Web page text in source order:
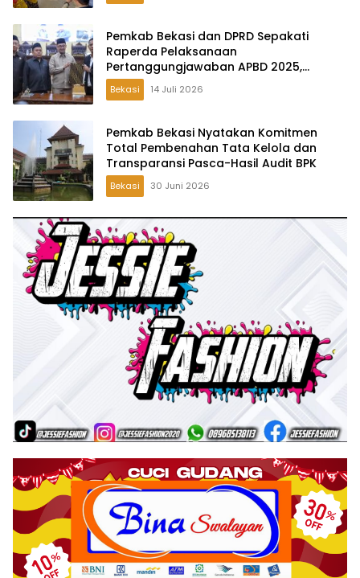
Pemkab Bekasi dan DPRD Sepakati
Raperda Pelaksanaan
Pertanggungjawaban APBD 2025,
Perkuat Akuntabilitas Tata Kelola
Keuangan Daerah
Bekasi 14 Juli 2026
Pemkab Bekasi Nyatakan Komitmen
Total Pembenahan Tata Kelola dan
Transparansi Pasca-Hasil Audit BPK
Bekasi 30 Juni 2026